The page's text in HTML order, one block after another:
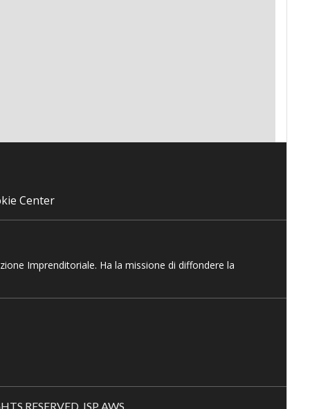
Center
Imprenditoriale. Ha la missione di diffondere la
RESERVED. ISP AWS